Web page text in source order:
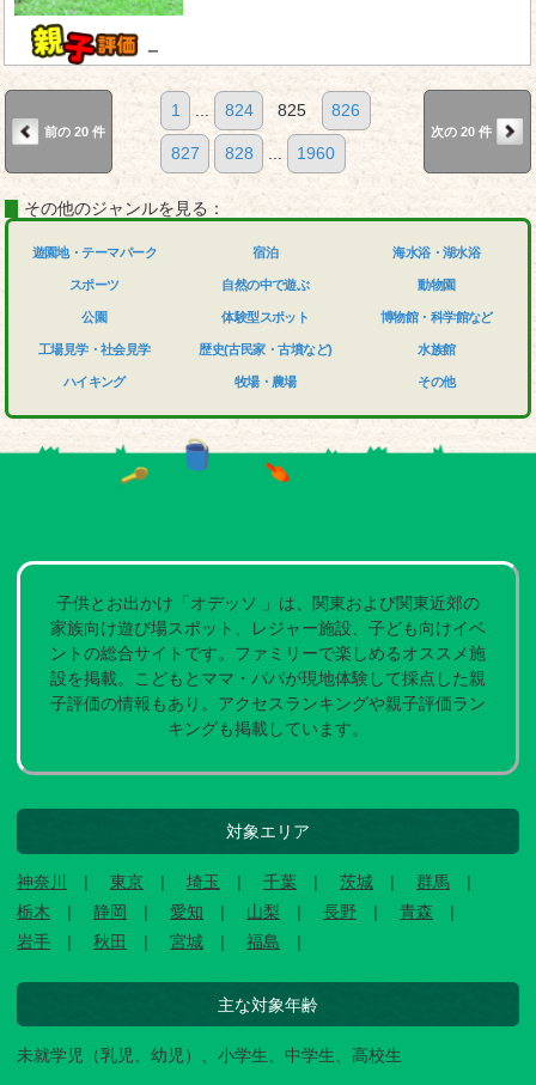
－
前の 20 件
1 ... 824 825 826
827 828 ... 1960
次の 20 件
その他のジャンルを見る：
遊園地・テーマパーク
スポーツ
公園
工場見学・社会見学
ハイキング
宿泊
自然の中で遊ぶ
体験型スポット
歴史(古民家・古墳など)
牧場・農場
海水浴・湖水浴
動物園
博物館・科学館など
水族館
その他
子供とお出かけ「オデッソ 」は、関東および関東近郊の
家族向け遊び場スポット、レジャー施設、子ども向けイベ
ントの総合サイトです。ファミリーで楽しめるオススメ施
設を掲載。こどもとママ・パパが現地体験して採点した親
子評価の情報もあり。アクセスランキングや親子評価ラン
キングも掲載しています。
対象エリア
神奈川 東京 埼玉 千葉 茨城
群馬
栃木
静岡 愛知 山梨 長野
青森
岩手
秋田 宮城 福島
主な対象年齢
未就学児（乳児、幼児）、小学生、中学生、高校生